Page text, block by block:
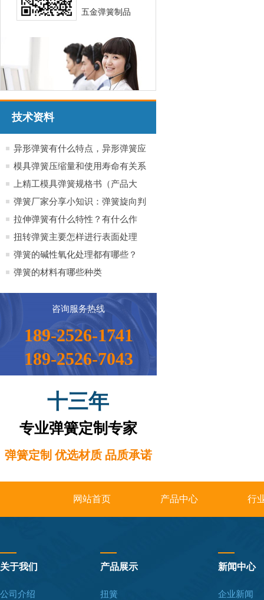
五金弹簧制品
技术资料
异形弹簧有什么特点，异形弹簧应
用于哪些行业产品
模具弹簧压缩量和使用寿命有关系
吗？
上精工模具弹簧规格书（产品大
全）
弹簧厂家分享小知识：弹簧旋向判
定方法小知识
拉伸弹簧有什么特性？有什么作
用？
扭转弹簧主要怎样进行表面处理
弹簧的碱性氧化处理都有哪些？
弹簧的材料有哪些种类
咨询服务热线
189-2526-1741
189-2526-7043
十三年
专业弹簧定制专家
弹簧定制 优选材质 品质承诺
网站首页 产品中心 行
关于我们
公司介绍
产品展示
扭簧
新闻中心
企业新闻